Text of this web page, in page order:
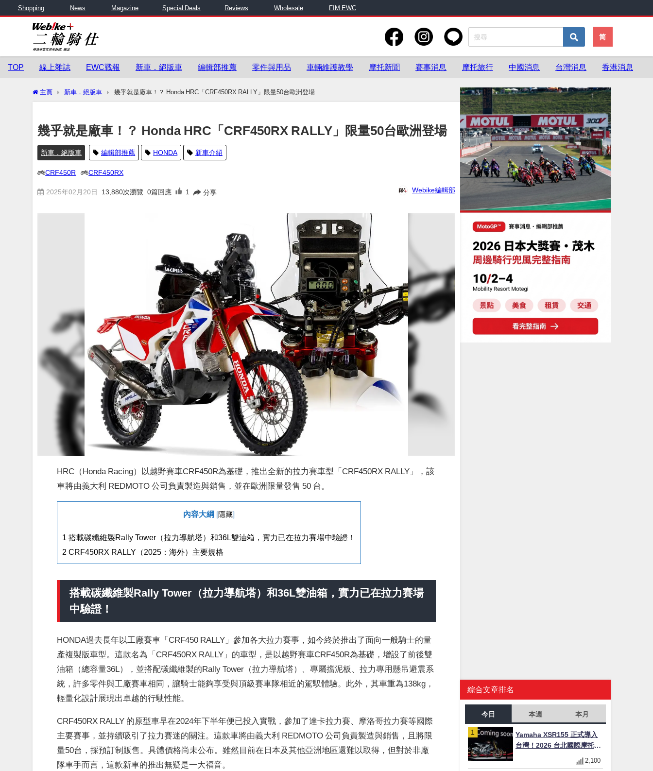
Shopping News Magazine Special Deals Reviews Wholesale FIM EWC
简
TOP 線上雜誌 EWC戰報 新車．絕版車 編輯部推薦 零件與用品 車輛維護教學 摩托新聞 賽事消息 摩托旅行 中國消息 台灣消息 香港消息
主頁 新車．絕版車 幾乎就是廠車！？ Honda HRC「CRF450RX RALLY」限量50台歐洲登場
幾乎就是廠車！？ Honda HRC「CRF450RX RALLY」限量50台歐洲登場
新車．絕版車 編輯部推薦 HONDA 新車介紹
CRF450R CRF450RX
2025年02月20日 13,880次瀏覽 0篇回應 1 分享 Webike編輯部
HRC（Honda Racing）以越野賽車CRF450R為基礎，推出全新的拉力賽車型「CRF450RX RALLY」，該
車將由義大利 REDMOTO 公司負責製造與銷售，並在歐洲限量發售 50 台。
內容大綱 隱藏
1 搭載碳纖維製Rally Tower（拉力導航塔）和36L雙油箱，實力已在拉力賽場中驗證！
2 CRF450RX RALLY（2025：海外）主要規格
搭載碳纖維製Rally Tower （拉力導航塔）和36L雙油箱，實力已在拉力賽場
中驗證！
HONDA過去長年以工廠賽車「CRF450 RALLY」參加各大拉力賽事，如今終於推出了面向一般騎士的量
產複製版車型。這款名為「CRF450RX RALLY」的車型，是以越野賽車CRF450R為基礎，增設了前後雙
油箱（總容量36L），並搭配碳纖維製的Rally Tower（拉力導航塔）、專屬擋泥板、拉力專用懸吊避震系
統，許多零件與工廠賽車相同，讓騎士能夠享受與頂級賽車隊相近的駕馭體驗。此外，其車重為138kg，
輕量化設計展現出卓越的行駛性能。
CRF450RX RALLY 的原型車早在2024年下半年便已投入實戰，參加了達卡拉力賽、摩洛哥拉力賽等國際
主要賽事，並持續吸引了拉力賽迷的關注。這款車將由義大利 REDMOTO 公司負責製造與銷售，且將限
量50台，採預訂制販售。具體價格尚未公布。雖然目前在日本及其他亞洲地區還難以取得，但對於非廠
隊車手而言，這款新車的推出無疑是一大福音。
綜合文章排名
今日 本週 本月
Yamaha XSR155 正式導入
台灣！2026 台北國際摩托車
展亮相，70 週年紀念版
YZF-R 系列限量追加販售
2,100